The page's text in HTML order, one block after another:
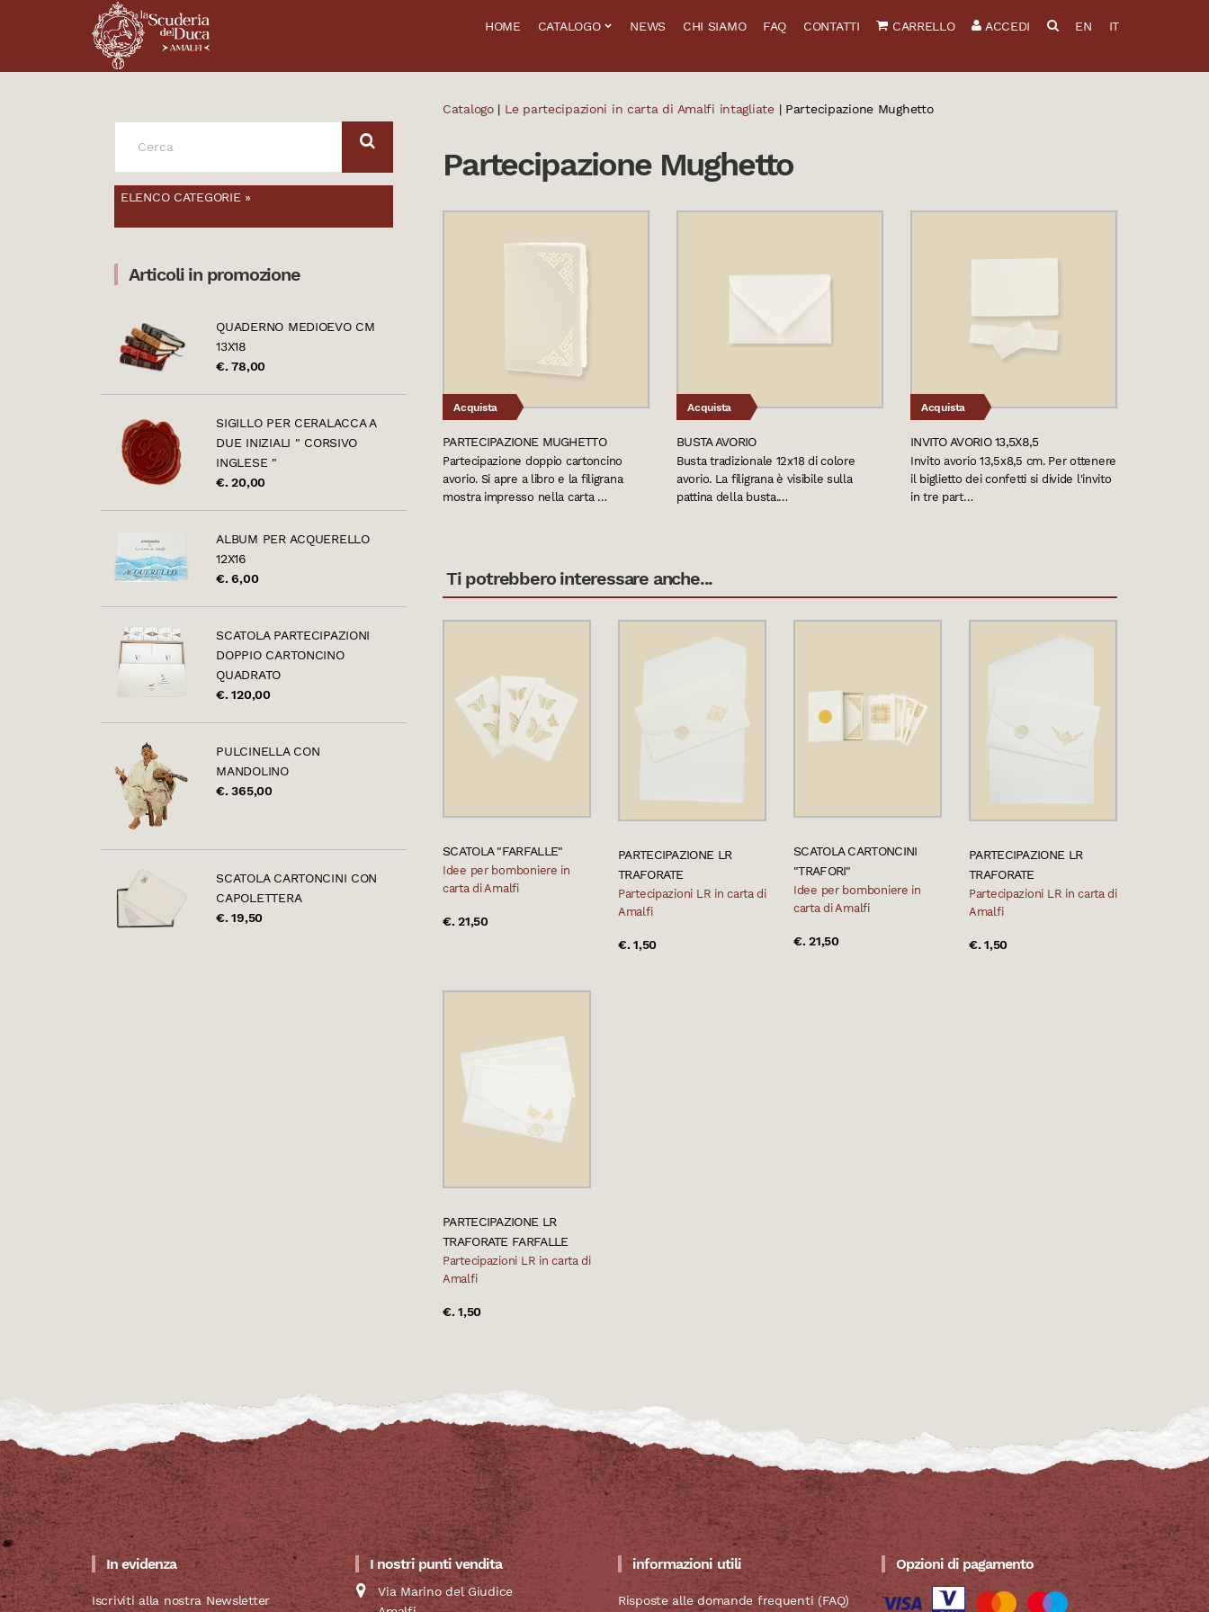
HOME CATALOGO NEWS CHI SIAMO FAQ CONTATTI CARRELLO ACCEDI EN IT
Catalogo| Le partecipazioni in carta di Amalfi intagliate| Partecipazione Mughetto
Partecipazione Mughetto
Acquista
PARTECIPAZIONE MUGHETTO
Partecipazione doppio cartoncino
avorio. Si apre a libro e la filigrana
mostra impresso nella carta …
Acquista
BUSTA AVORIO
Busta tradizionale 12x18 di colore
avorio. La filigrana è visibile sulla
pattina della busta.…
Acquista
INVITO AVORIO 13,5X8,5
Invito avorio 13,5x8,5 cm. Per ottenere
il biglietto dei confetti si divide l'invito
in tre part…
Ti potrebbero interessare anche...
SCATOLA "FARFALLE"
Idee per bomboniere in
carta di Amalfi
€. 21,50
PARTECIPAZIONE LR
TRAFORATE
Partecipazioni LR in carta di
Amalfi
€. 1,50
SCATOLA CARTONCINI
"TRAFORI"
Idee per bomboniere in
carta di Amalfi
€. 21,50
PARTECIPAZIONE LR
TRAFORATE
Partecipazioni LR in carta di
Amalfi
€. 1,50
PARTECIPAZIONE LR
TRAFORATE FARFALLE
Partecipazioni LR in carta di
Amalfi
€. 1,50
FOR:
ELENCO CATEGORIE »
Articoli in promozione
QUADERNO MEDIOEVO CM
13X18
€. 78,00
SIGILLO PER CERALACCA A
DUE INIZIALI " CORSIVO
INGLESE "
€. 20,00
ALBUM PER ACQUERELLO
12X16
€. 6,00
SCATOLA PARTECIPAZIONI
DOPPIO CARTONCINO
QUADRATO
€. 120,00
PULCINELLA CON
MANDOLINO
€. 365,00
SCATOLA CARTONCINI CON
CAPOLETTERA
€. 19,50
In evidenza
Iscriviti alla nostra Newsletter
I nostri punti vendita
Via Marino del Giudice
informazioni utili
Risposte alle domande frequenti (FAQ)
Opzioni di pagamento